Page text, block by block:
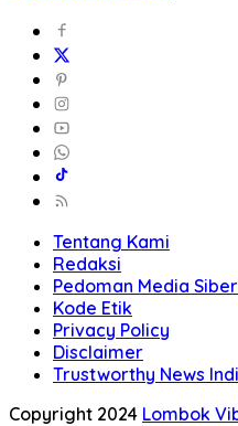
Tentang Kami
Redaksi
Pedoman Media Siber
Kode Etik
Privacy Policy
Disclaimer
Trustworthy News
Copyright 2024 Lombok